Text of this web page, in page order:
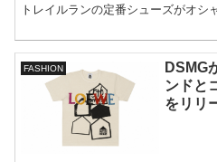
トレイルランの定番シューズがオシ
FASHION
DSMG
ンドと
をリリ